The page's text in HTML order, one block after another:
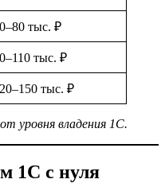
тыс. ₽
тыс. ₽
тыс. ₽
уровня владения 1С.
1С с нуля